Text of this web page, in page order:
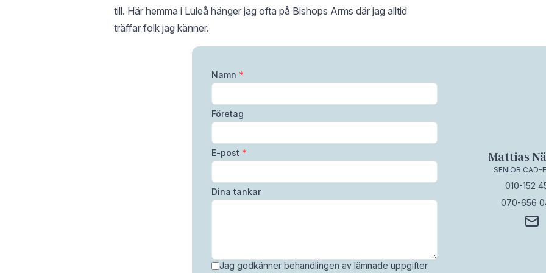
till. Här hemma i Luleå hänger jag ofta på Bishops Arms där jag alltid
träffar folk jag känner.
Namn *
Företag
E-post *
Dina tankar
Jag godkänner behandlingen av lämnade uppgifter
Mattias
SENIOR CAD-
010-152
070-656